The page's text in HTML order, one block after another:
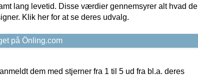
lang levetid. Disse værdier gennemsyrer alt hvad de
Klik her for at se deres udvalg.
på Önling.com
dem med stjerner fra 1 til 5 ud fra bl.a. deres